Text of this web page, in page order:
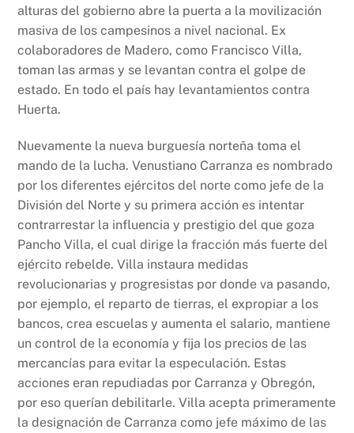
alturas del gobierno abre la puerta a la movilización
masiva de los campesinos a nivel nacional. Ex
colaboradores de Madero, como Francisco Villa,
toman las armas y se levantan contra el golpe de
estado. En todo el país hay levantamientos contra
Huerta.
Nuevamente la nueva burguesía norteña toma el
mando de la lucha. Venustiano Carranza es nombrado
por los diferentes ejércitos del norte como jefe de la
División del Norte y su primera acción es intentar
contrarrestar la influencia y prestigio del que goza
Pancho Villa, el cual dirige la fracción más fuerte del
ejército rebelde. Villa instaura medidas
revolucionarias y progresistas por donde va pasando,
por ejemplo, el reparto de tierras, el expropiar a los
bancos, crea escuelas y aumenta el salario, mantiene
un control de la economía y fija los precios de las
mercancías para evitar la especulación. Estas
acciones eran repudiadas por Carranza y Obregón,
por eso querían debilitarle. Villa acepta primeramente
la designación de Carranza como jefe máximo de las